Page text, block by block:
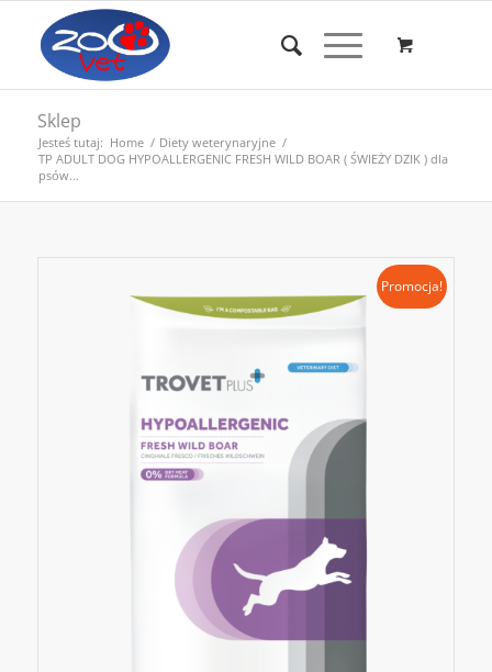
Sklep
Jesteś tutaj: Home / Diety weterynaryjne /
TP ADULT DOG HYPOALLERGENIC FRESH WILD BOAR ( ŚWIEŻY DZIK ) dla
psów...
Promocja!